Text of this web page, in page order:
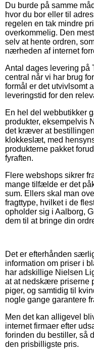
Du burde på samme
hvor du bor eller til
regelen en tak mindre
overkommelig. Den
selv at hente ordren,
nærheden af internet
Antal dages levering på
central når vi har brug
formål er det utvivlsomt
leveringstid for den
En hel del webbutikker
produkter, eksempelvis
det kræver at
klokkeslæt, med
produkterne pakket
fyraften.
Flere webshops sikrer
mange tilfælde er det
sum. Ellers skal man
fragttype, hvilket i de
opholder sig i Aalborg,
dem til at bringe din
Det er efterhånden
information om priser i
har adskillige Nielsen
at at nedskære priserne
piger, og samtidig til
nogle gange garantere
Men det kan alligevel
internet firmaer efter
forinden du bestiller, så
den prisbilligste pris.